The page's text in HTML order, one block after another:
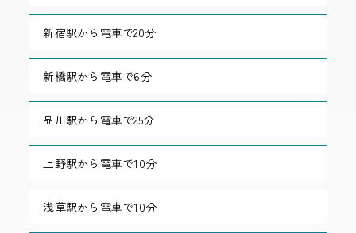
新宿駅から電車で20分
新橋駅から電車で6分
品川駅から電車で25分
上野駅から電車で10分
浅草駅から電車で10分